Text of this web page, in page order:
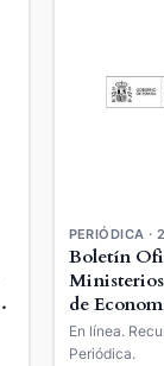
PERIÓDICA ·
Boletín
de
Empresa
En línea.
Periódica.